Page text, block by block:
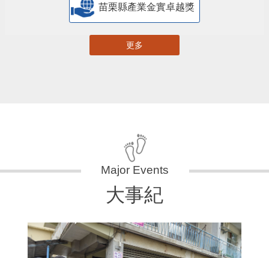
苗栗縣產業金實卓越獎
更多
大事紀